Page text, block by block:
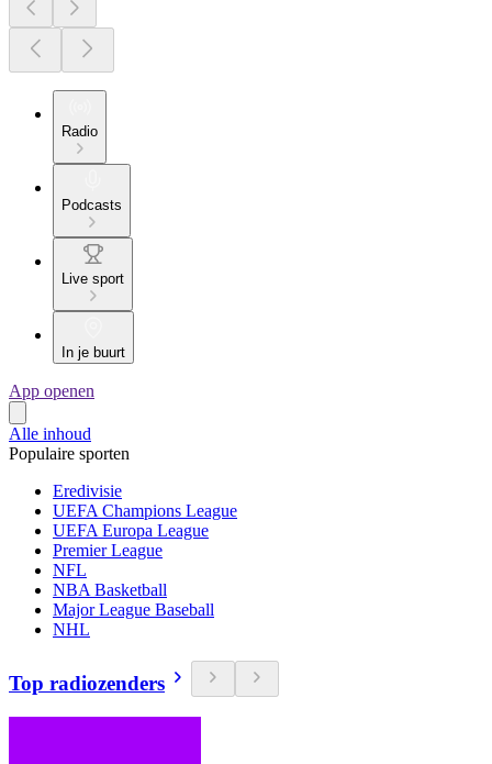
Radio
Podcasts
Live sport
In je buurt
App openen
Alle inhoud
Populaire sporten
Eredivisie
UEFA Champions League
UEFA Europa League
Premier League
NFL
NBA Basketball
Major League Baseball
NHL
Top radiozenders